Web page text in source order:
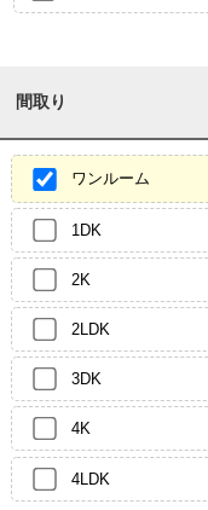
間取り
ワンルーム
1DK
2K
2LDK
3DK
4K
4LDK